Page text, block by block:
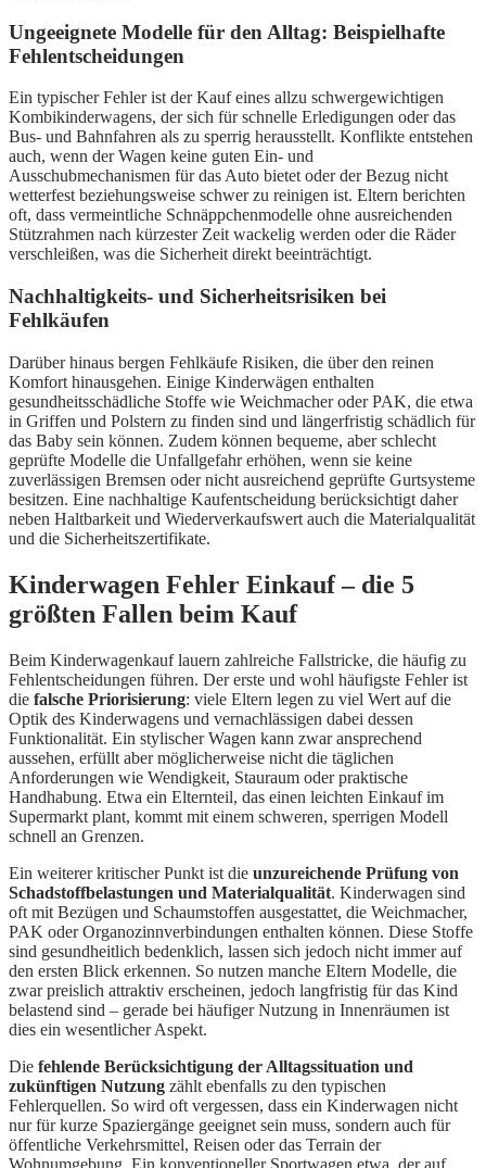
Ungeeignete Modelle für den Alltag: Beispielhafte
Fehlentscheidungen
Ein typischer Fehler ist der Kauf eines allzu schwergewichtigen
Kombikinderwagens, der sich für schnelle Erledigungen oder das
Bus- und Bahnfahren als zu sperrig herausstellt. Konflikte entstehen
auch, wenn der Wagen keine guten Ein- und
Ausschubmechanismen für das Auto bietet oder der Bezug nicht
wetterfest beziehungsweise schwer zu reinigen ist. Eltern berichten
oft, dass vermeintliche Schnäppchenmodelle ohne ausreichenden
Stützrahmen nach kürzester Zeit wackelig werden oder die Räder
verschleißen, was die Sicherheit direkt beeinträchtigt.
Nachhaltigkeits- und Sicherheitsrisiken bei
Fehlkäufen
Darüber hinaus bergen Fehlkäufe Risiken, die über den reinen
Komfort hinausgehen. Einige Kinderwägen enthalten
gesundheitsschädliche Stoffe wie Weichmacher oder PAK, die etwa
in Griffen und Polstern zu finden sind und längerfristig schädlich für
das Baby sein können. Zudem können bequeme, aber schlecht
geprüfte Modelle die Unfallgefahr erhöhen, wenn sie keine
zuverlässigen Bremsen oder nicht ausreichend geprüfte Gurtsysteme
besitzen. Eine nachhaltige Kaufentscheidung berücksichtigt daher
neben Haltbarkeit und Wiederverkaufswert auch die Materialqualität
und die Sicherheitszertifikate.
Kinderwagen Fehler Einkauf – die 5
größten Fallen beim Kauf
Beim Kinderwagenkauf lauern zahlreiche Fallstricke, die häufig zu
Fehlentscheidungen führen. Der erste und wohl häufigste Fehler ist
die falsche Priorisierung: viele Eltern legen zu viel Wert auf die
Optik des Kinderwagens und vernachlässigen dabei dessen
Funktionalität. Ein stylischer Wagen kann zwar ansprechend
aussehen, erfüllt aber möglicherweise nicht die täglichen
Anforderungen wie Wendigkeit, Stauraum oder praktische
Handhabung. Etwa ein Elternteil, das einen leichten Einkauf im
Supermarkt plant, kommt mit einem schweren, sperrigen Modell
schnell an Grenzen.
Ein weiterer kritischer Punkt ist die unzureichende Prüfung von
Schadstoffbelastungen und Materialqualität. Kinderwagen sind
oft mit Bezügen und Schaumstoffen ausgestattet, die Weichmacher,
PAK oder Organozinnverbindungen enthalten können. Diese Stoffe
sind gesundheitlich bedenklich, lassen sich jedoch nicht immer auf
den ersten Blick erkennen. So nutzen manche Eltern Modelle, die
zwar preislich attraktiv erscheinen, jedoch langfristig für das Kind
belastend sind – gerade bei häufiger Nutzung in Innenräumen ist
dies ein wesentlicher Aspekt.
Die fehlende Berücksichtigung der Alltagssituation und
zukünftigen Nutzung zählt ebenfalls zu den typischen
Fehlerquellen. So wird oft vergessen, dass ein Kinderwagen nicht
nur für kurze Spaziergänge geeignet sein muss, sondern auch für
öffentliche Verkehrsmittel, Reisen oder das Terrain der
Wohnumgebung. Ein konventioneller Sportwagen etwa, der auf